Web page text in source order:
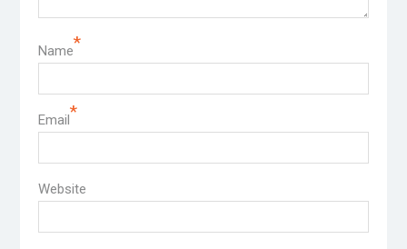
Name*
Email*
Website